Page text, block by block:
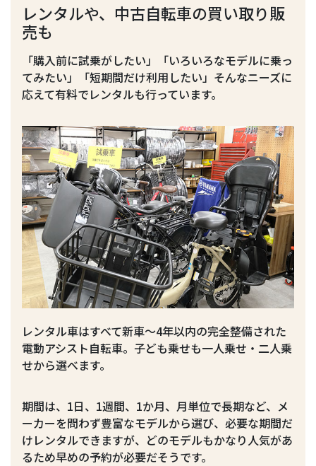
レンタルや、中古自転車の買い取り販
売も
「購入前に試乗がしたい」「いろいろなモデルに乗っ
てみたい」「短期間だけ利用したい」そんなニーズに
応えて有料でレンタルも行っています。
レンタル車はすべて新車～4年以内の完全整備された
電動アシスト自転車。子ども乗せも一人乗せ・二人乗
せから選べます。
期間は、1日、1週間、1か月、月単位で長期など、メ
ーカーを問わず豊富なモデルから選び、必要な期間だ
けレンタルできますが、どのモデルもかなり人気があ
るため早めの予約が必要だそうです。